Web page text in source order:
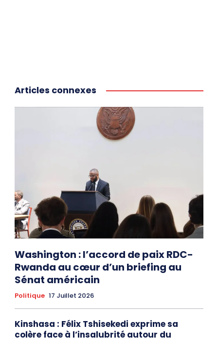
Articles connexes
Washington : l’accord de paix RDC-
Rwanda au cœur d’un briefing au
Sénat américain
Politique 17 Juillet 2026
Kinshasa : Félix Tshisekedi exprime sa
colère face à l’insalubrité autour du